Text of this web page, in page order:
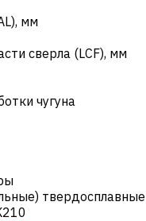
мм
сверла (LCF), мм
чугуна
твердосплавные